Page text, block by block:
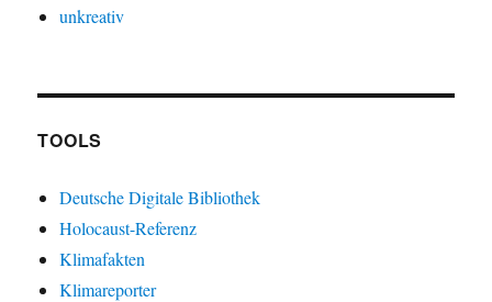
unkreativ
TOOLS
Deutsche Digitale Bibliothek
Holocaust-Referenz
Klimafakten
Klimareporter